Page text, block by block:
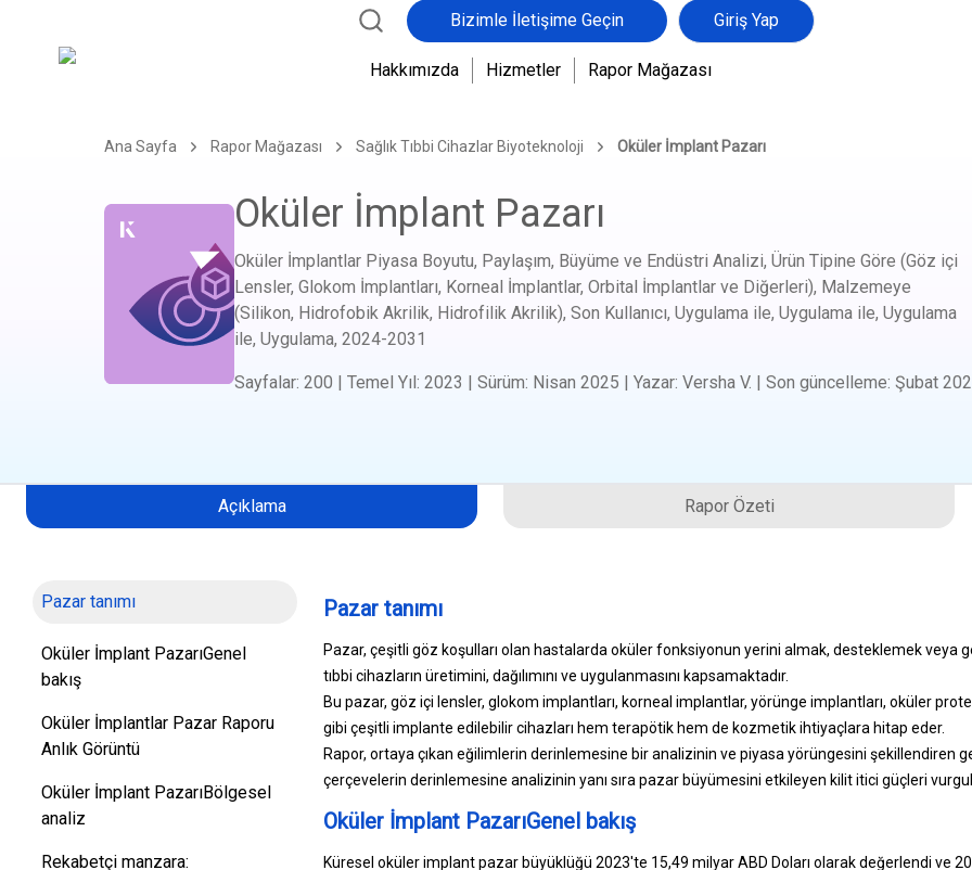
Bizimle İletişime Geçin Giriş Yap
Hakkımızda Hizmetler Rapor Mağazası
Ana Sayfa Rapor Mağazası Sağlık Tıbbi Cihazlar Biyoteknoloji Oküler İmplant Pazarı
Oküler İmplant Pazarı
Oküler İmplantlar Piyasa Boyutu, Paylaşım, Büyüme ve Endüstri Analizi, Ürün Tipine Göre (Göz içi
Lensler, Glokom İmplantları, Korneal İmplantlar, Orbital İmplantlar ve Diğerleri), Malzemeye
(Silikon, Hidrofobik Akrilik, Hidrofilik Akrilik), Son Kullanıcı, Uygulama ile, Uygulama ile, Uygulama
ile, Uygulama, 2024-2031
Sayfalar: 200 | Temel Yıl: 2023 | Sürüm: Nisan 2025 | Yazar: Versha V. | Son güncelleme: Şubat
Açıklama Rapor Özeti
Pazar tanımı
Oküler İmplant PazarıGenel
bakış
Oküler İmplantlar Pazar Raporu
Anlık Görüntü
Oküler İmplant PazarıBölgesel
analiz
Rekabetçi manzara:
Pazar tanımı
Pazar, çeşitli göz koşulları olan hastalarda oküler fonksiyonun yerini almak, desteklemek veya
tıbbi cihazların üretimini, dağılımını ve uygulanmasını kapsamaktadır.
Bu pazar, göz içi lensler, glokom implantları, korneal implantlar, yörünge implantları, oküler
gibi çeşitli implante edilebilir cihazları hem terapötik hem de kozmetik ihtiyaçlara hitap eder.
Rapor, ortaya çıkan eğilimlerin derinlemesine bir analizinin ve piyasa yörüngesini şekillendiren
çerçevelerin derinlemesine analizinin yanı sıra pazar büyümesini etkileyen kilit itici güçleri
Oküler İmplant PazarıGenel bakış
Küresel oküler implant pazar büyüklüğü 2023'te 15,49 milyar ABD Doları olarak değerlendi ve